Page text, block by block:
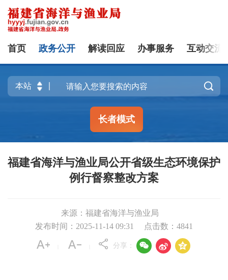
首页 政务公开 解读回应 办事服务 互动交流

长者模式
福建省海洋与渔业局公开省级生态环境保护
例行督察整改方案
来源：福建省海洋与渔业局
发布时间：2025-11-14 09:31
点击数： 4841
分享：   